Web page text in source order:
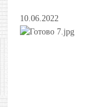
10.06.2022